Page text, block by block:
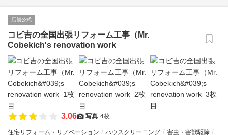
店舗公式
コビ吉の全国出張リフォーム工事（Mr.
Cobekich's renovation work
3.06 写真 4枚
住宅リフォーム・リノベーション ハウスクリーニング
害虫・害獣駆除